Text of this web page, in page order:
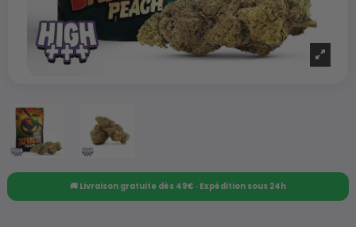
🚚 Livraison gratuite dès 49€ · Expédition sous 24h